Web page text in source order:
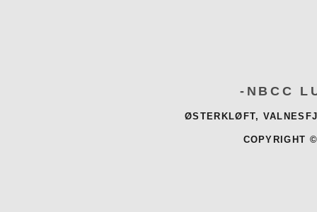
-NBCC
ØSTERKLØFT,
COPYRIGHT